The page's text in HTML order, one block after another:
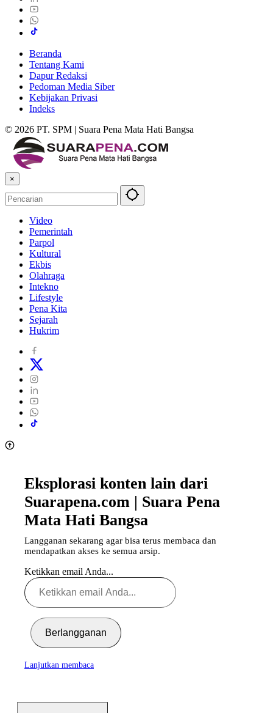
Beranda
Tentang Kami
Dapur Redaksi
Pedoman Media Siber
Kebijakan Privasi
Indeks
© 2026 PT. SPM | Suara Pena Mata Hati Bangsa
×
Video
Pemerintah
Parpol
Kultural
Ekbis
Olahraga
Intekno
Lifestyle
Pena Kita
Sejarah
Hukrim
Eksplorasi konten lain dari
Suarapena.com | Suara Pena
Mata Hati Bangsa
Langganan sekarang agar bisa terus membaca dan
mendapatkan akses ke semua arsip.
Ketikkan email Anda...
Berlangganan
Lanjutkan membaca